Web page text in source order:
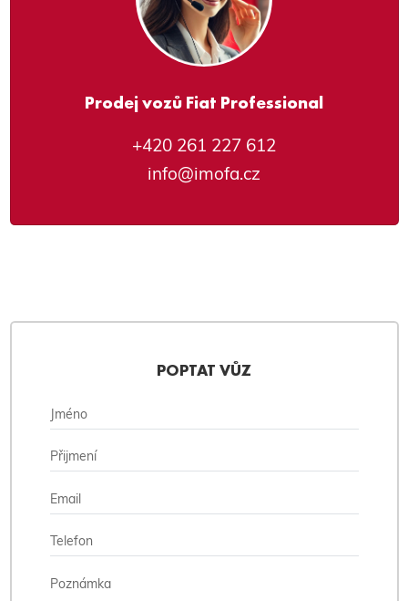
Prodej vozů Fiat Professional
+420 261 227 612
info@imofa.cz
POPTAT VŮZ